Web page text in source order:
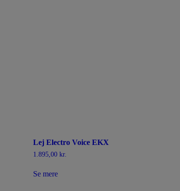
Lej Electro Voice EKX
1.895,00 kr.
Se mere